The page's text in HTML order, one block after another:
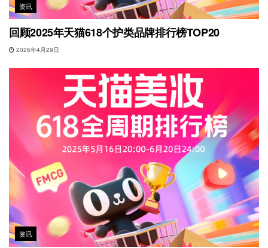
资讯
回顾2025年天猫618个护类品牌排行榜TOP20
2026年4月29日
资讯